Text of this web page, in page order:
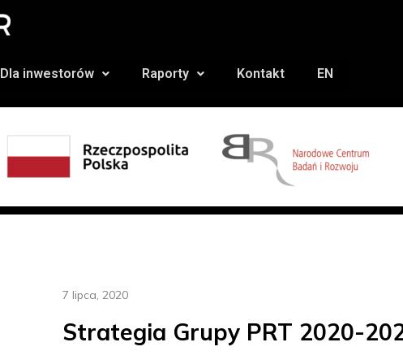
Dla inwestorów Raporty Kontakt EN
7 lipca, 2020
Strategia Grupy PRT 2020-